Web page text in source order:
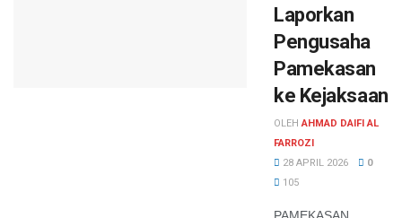
Laporkan
Pengusaha
Pamekasan
ke Kejaksaan
OLEH AHMAD DAIFI AL
FARROZI
28 APRIL 2026
0
105